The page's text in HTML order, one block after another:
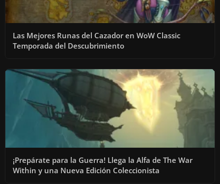
Las Mejores Runas del Cazador en WoW Classic
Temporada del Descubrimiento
¡Prepárate para la Guerra! Llega la Alfa de The War
Within y una Nueva Edición Coleccionista